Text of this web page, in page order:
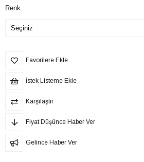
Renk
Favorilere Ekle
İstek Listeme Ekle
Karşılaştır
Fiyat Düşünce Haber Ver
Gelince Haber Ver